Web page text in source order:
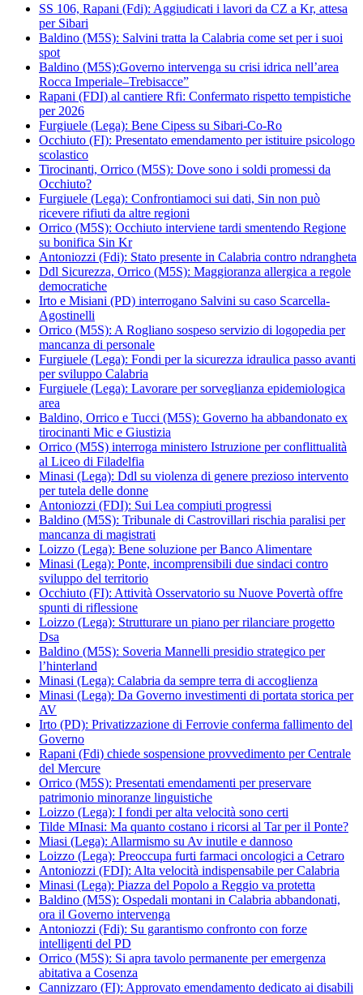
SS 106, Rapani (Fdi): Aggiudicati i lavori da CZ a Kr, attesa
per Sibari
Baldino (M5S): Salvini tratta la Calabria come set per i suoi
spot
Baldino (M5S):Governo intervenga su crisi idrica nell’area
Rocca Imperiale–Trebisacce”
Rapani (FDI) al cantiere Rfi: Confermato rispetto tempistiche
per 2026
Furgiuele (Lega): Bene Cipess su Sibari-Co-Ro
Occhiuto (FI): Presentato emendamento per istituire psicologo
scolastico
Tirocinanti, Orrico (M5S): Dove sono i soldi promessi da
Occhiuto?
Furgiuele (Lega): Confrontiamoci sui dati, Sin non può
ricevere rifiuti da altre regioni
Orrico (M5S): Occhiuto interviene tardi smentendo Regione
su bonifica Sin Kr
Antoniozzi (Fdi): Stato presente in Calabria contro ndrangheta
Ddl Sicurezza, Orrico (M5S): Maggioranza allergica a regole
democratiche
Irto e Misiani (PD) interrogano Salvini su caso Scarcella-
Agostinelli
Orrico (M5S): A Rogliano sospeso servizio di logopedia per
mancanza di personale
Furgiuele (Lega): Fondi per la sicurezza idraulica passo avanti
per sviluppo Calabria
Furgiuele (Lega): Lavorare per sorveglianza epidemiologica
area
Baldino, Orrico e Tucci (M5S): Governo ha abbandonato ex
tirocinanti Mic e Giustizia
Orrico (M5S) interroga ministero Istruzione per conflittualità
al Liceo di Filadelfia
Minasi (Lega): Ddl su violenza di genere prezioso intervento
per tutela delle donne
Antoniozzi (FDI): Sui Lea compiuti progressi
Baldino (M5S): Tribunale di Castrovillari rischia paralisi per
mancanza di magistrati
Loizzo (Lega): Bene soluzione per Banco Alimentare
Minasi (Lega): Ponte, incomprensibili due sindaci contro
sviluppo del territorio
Occhiuto (FI): Attività Osservatorio su Nuove Povertà offre
spunti di riflessione
Loizzo (Lega): Strutturare un piano per rilanciare progetto
Dsa
Baldino (M5S): Soveria Mannelli presidio strategico per
l’hinterland
Minasi (Lega): Calabria da sempre terra di accoglienza
Minasi (Lega): Da Governo investimenti di portata storica per
AV
Irto (PD): Privatizzazione di Ferrovie conferma fallimento del
Governo
Rapani (Fdi) chiede sospensione provvedimento per Centrale
del Mercure
Orrico (M5S): Presentati emendamenti per preservare
patrimonio minoranze linguistiche
Loizzo (Lega): I fondi per alta velocità sono certi
Tilde MInasi: Ma quanto costano i ricorsi al Tar per il Ponte?
Miasi (Lega): Allarmismo su Av inutile e dannoso
Loizzo (Lega): Preoccupa furti farmaci oncologici a Cetraro
Antoniozzi (FDI): Alta velocità indispensabile per Calabria
Minasi (Lega): Piazza del Popolo a Reggio va protetta
Baldino (M5S): Ospedali montani in Calabria abbandonati,
ora il Governo intervenga
Antoniozzi (Fdi): Su garantismo confronto con forze
intelligenti del PD
Orrico (M5S): Si apra tavolo permanente per emergenza
abitativa a Cosenza
Cannizzaro (FI): Approvato emendamento dedicato ai disabili